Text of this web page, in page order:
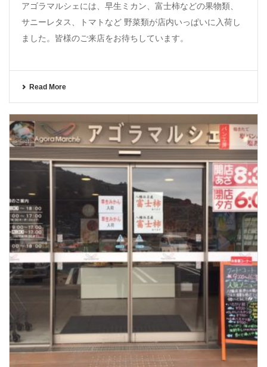
アゴラマルシェには、早生ミカン、富士柿などの果物類、
サニーレタス、トマトなど 野菜類が店内いっぱいに入荷し
ました。皆様のご来店をお待ちしています。
Read More